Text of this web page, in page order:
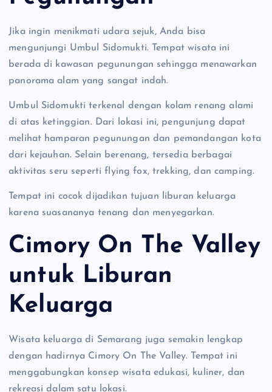
Jika ingin menikmati udara sejuk, Anda bisa
mengunjungi Umbul Sidomukti. Tempat wisata ini
berada di kawasan pegunungan sehingga menawarkan
panorama alam yang sangat indah.
Umbul Sidomukti terkenal dengan kolam renang alami
di atas ketinggian. Dari lokasi ini, pengunjung dapat
melihat hamparan pegunungan dan pemandangan kota
dari kejauhan. Selain berenang, tersedia berbagai
aktivitas seru seperti flying fox, trekking, dan camping.
Tempat ini cocok dijadikan tujuan liburan keluarga
karena suasananya tenang dan menyegarkan.
Cimory On The Valley
untuk Liburan
Keluarga
Wisata keluarga di Semarang juga semakin lengkap
dengan hadirnya Cimory On The Valley. Tempat ini
menggabungkan konsep wisata edukasi, kuliner, dan
rekreasi dalam satu lokasi.